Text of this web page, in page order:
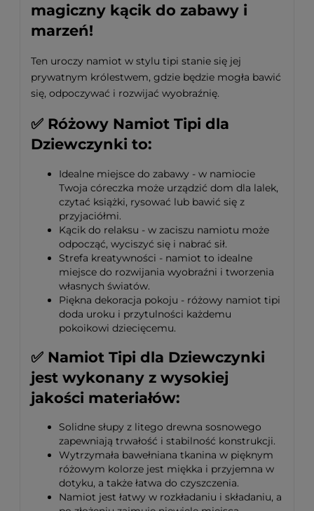
magiczny kącik do zabawy i
marzeń!
Ten uroczy namiot w stylu tipi stanie się jej
prywatnym królestwem, gdzie będzie mogła bawić
się, odpoczywać i rozwijać wyobraźnię.
✅ Różowy Namiot Tipi dla
Dziewczynki to:
Idealne miejsce do zabawy - w namiocie
Twoja córeczka może urządzić dom dla lalek,
czytać książki, rysować lub bawić się z
przyjaciółmi.
Kącik do relaksu - w zaciszu namiotu może
odpocząć, wyciszyć się i nabrać sił.
Strefa kreatywności - namiot to idealne
miejsce do rozwijania wyobraźni i tworzenia
własnych światów.
Piękna dekoracja pokoju - różowy namiot tipi
doda uroku i przytulności każdemu
pokoikowi dziecięcemu.
✅ Namiot Tipi dla Dziewczynki
jest wykonany z wysokiej
jakości materiałów:
Solidne słupy z litego drewna sosnowego
zapewniają trwałość i stabilność konstrukcji.
Wytrzymała bawełniana tkanina w pięknym
różowym kolorze jest miękka i przyjemna w
dotyku, a także łatwa do czyszczenia.
Namiot jest łatwy w rozkładaniu i składaniu, a